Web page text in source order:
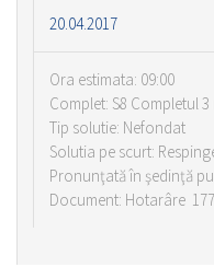
20.04.2017
Ora estimata: 09:00
Complet: S8 Completul 3
Tip solutie: Nefondat
Solutia pe scurt:
Pronunţată în şedinţă
Document: Hotarâre